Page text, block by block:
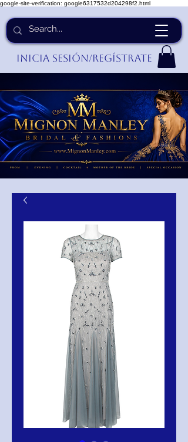
google-site-verification: google6317532d204298f2.html
Inicia Sesión/Regístrate